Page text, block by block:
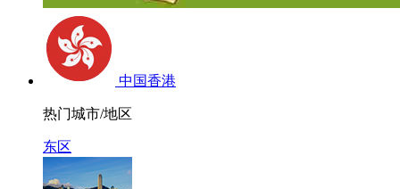
中国香港
热门城市/地区
东区